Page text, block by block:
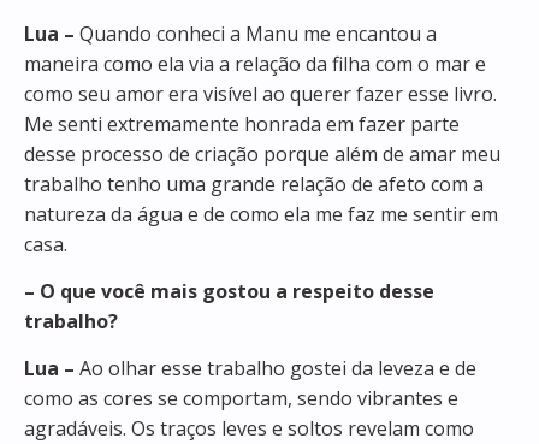
Lua – Quando conheci a Manu me encantou a
maneira como ela via a relação da filha com o mar e
como seu amor era visível ao querer fazer esse livro.
Me senti extremamente honrada em fazer parte
desse processo de criação porque além de amar meu
trabalho tenho uma grande relação de afeto com a
natureza da água e de como ela me faz me sentir em
casa.
– O que você mais gostou a respeito desse
trabalho?
Lua – Ao olhar esse trabalho gostei da leveza e de
como as cores se comportam, sendo vibrantes e
agradáveis. Os traços leves e soltos revelam como